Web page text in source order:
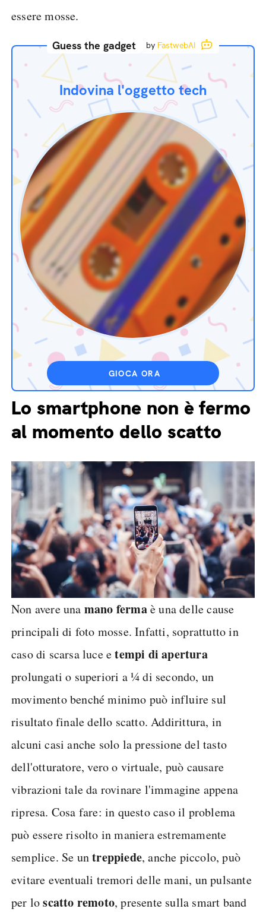
essere mosse.
Guess the gadget by FastwebAI
Indovina l'oggetto tech
GIOCA ORA
Lo smartphone non è fermo
al momento dello scatto
Non avere una mano fermaè una delle cause
principali di foto mosse. Infatti, soprattutto in
caso di scarsa luce etempi di apertura
prolungati o superiori a ¼ di secondo, un
movimento benché minimo può influire sul
risultato finale dello scatto. Addirittura, in
alcuni casi anche solo la pressione del tasto
dell'otturatore, vero o virtuale, può causare
vibrazioni tale da rovinare l'immagine appena
ripresa. Cosa fare: in questo caso il problema
può essere risolto in maniera estremamente
semplice. Se untreppiede, anche piccolo, può
evitare eventuali tremori delle mani, un pulsante
per loscatto remoto, presente sulla smart band